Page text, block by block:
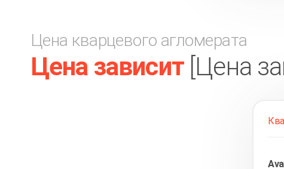
Цена кварцевого агломерата
Цена зависит[Цена